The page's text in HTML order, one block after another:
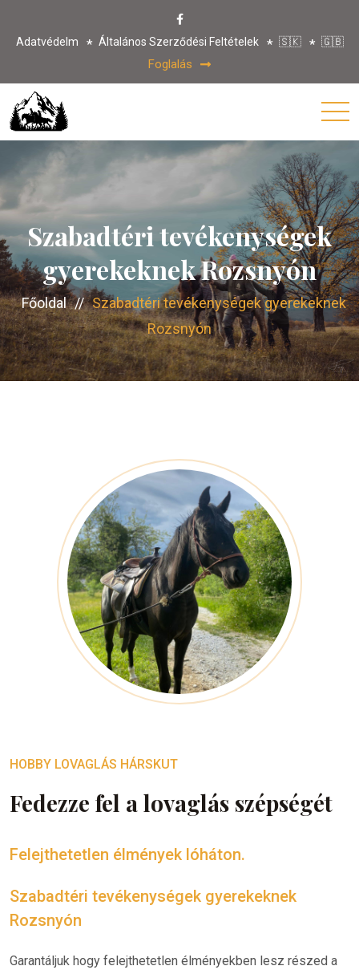
Adatvédelm Általános Szerződési Feltételek 🇸🇰 🇬🇧
Foglalás
Szabadtéri tevékenységek
gyerekeknek Rozsnyón
Főoldal // Szabadtéri tevékenységek gyerekeknek
Rozsnyón
HOBBY LOVAGLÁS HÁRSKUT
Fedezze fel a lovaglás szépségét
Felejthetetlen élmények lóháton.
Szabadtéri tevékenységek gyerekeknek
Rozsnyón
Garantáljuk hogy felejthetetlen élményekben lesz részed a